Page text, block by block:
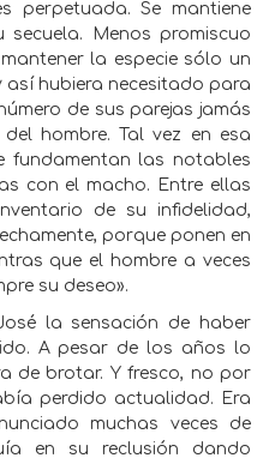
perpetuada. Se mantiene
secuela. Menos promiscuo
la especie sólo un
así hubiera necesitado para
de sus parejas jamás
hombre. Tal vez en esa
fundamentan las notables
con el macho. Entre ellas
de su infidelidad,
porque ponen en
que el hombre a veces
su deseo».
la sensación de haber
A pesar de los años lo
de brotar. Y fresco, no por
perdido actualidad. Era
muchas veces de
en su reclusión dando